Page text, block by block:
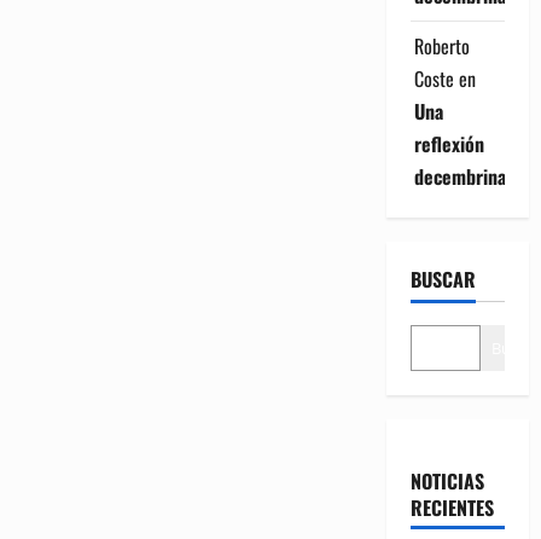
Roberto
Coste en
Una
reflexión
decembrina
BUSCAR
NOTICIAS
RECIENTES